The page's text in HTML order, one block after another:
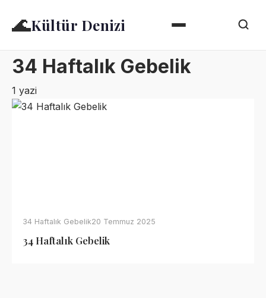
🌊Kültür Denizi
34 Haftalık Gebelik
1 yazi
34 Haftalık Gebelik20 Temmuz 2025
34 Haftalık Gebelik